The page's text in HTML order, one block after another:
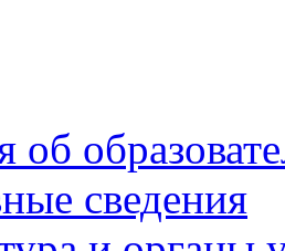
об
сведения